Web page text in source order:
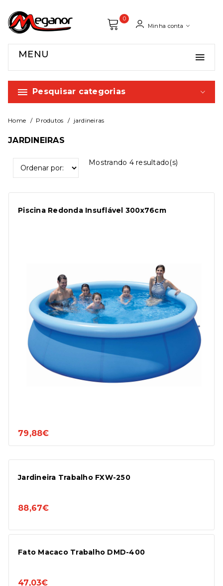
0
Minha conta
MENU
Pesquisar categorias
Home Produtos jardineiras
JARDINEIRAS
Mostrando 4resultado(s)
Piscina Redonda Insuflável 300x76cm
79,88€
Jardineira Trabalho FXW-250
88,67€
Fato Macaco Trabalho DMD-400
47,03€